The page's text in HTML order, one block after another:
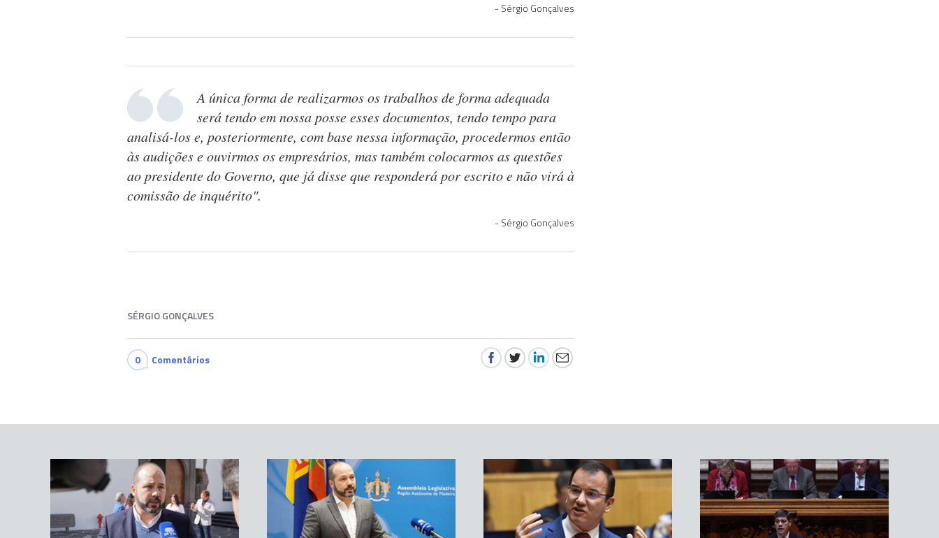
Sérgio Gonçalves
A única forma de realizarmos os trabalhos de forma adequada
será tendo em nossa posse esses documentos, tendo tempo para
analisá-los e, posteriormente, com base nessa informação, procedermos então
às audições e ouvirmos os empresários, mas também colocarmos as questões
ao presidente do Governo, que já disse que responderá por escrito e não virá à
comissão de inquérito".
Sérgio Gonçalves
SÉRGIO GONÇALVES
0 Comentários